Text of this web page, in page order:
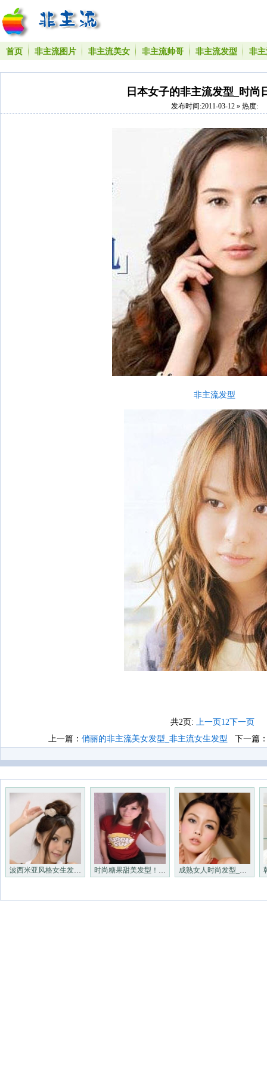
首页 非主流图片 非主流美女 非主流帅哥 非主流发型 非
日本女子的非主流发型_时尚
发布时间:2011-03-12 » 热度:
非主流发型
共2页: 上一页12下一页
上一篇： 俏丽的非主流美女发型_非主流女生发型 下一篇
波西米亚风格女生发型_非主流 时尚糖果甜美发型！_非主流发 成熟女人时尚发型_非主流发型